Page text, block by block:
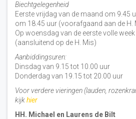
Biechtgelegenheid
Eerste vrijdag van de maand om 9.45
om 18.45 uur (voorafgaand aan de H.
Op woensdag van de eerste volle
(aansluitend op de H. Mis)
Aanbiddingsuren:
Dinsdag van 9.15 tot 10.00 uur
Donderdag van 19.15 tot 20.00 uur
Voor verdere vieringen (lauden,
kijkhier
HH. Michael en Laurens de Bilt